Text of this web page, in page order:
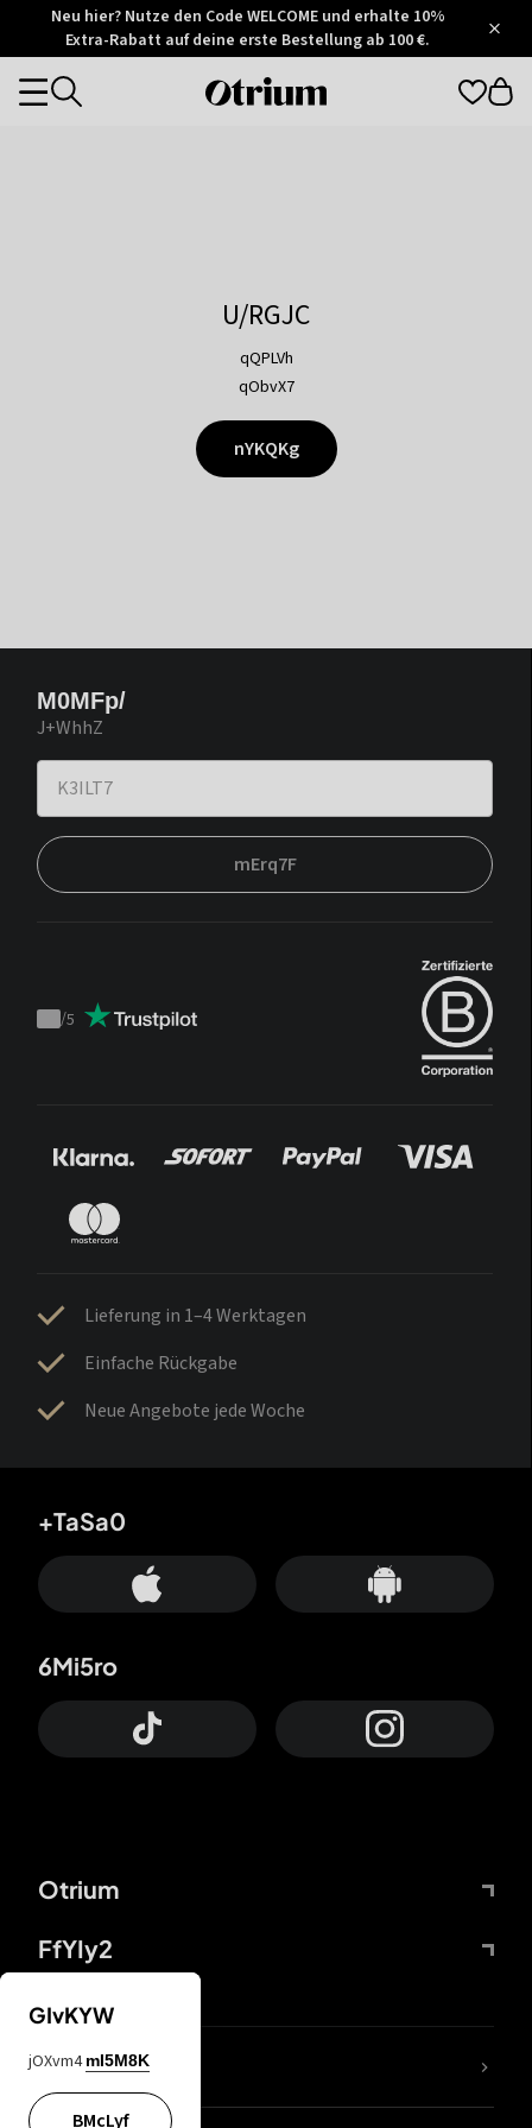
Otrium
Trustpilot
Neu hier? Nutze den Code WELCOME und erhalte 10%
Extra-Rabatt auf deine erste Bestellung ab 100 €.
Otrium
Categories
U/RGJC
qQPLVh
qObvX7
nYKQKg
M0MFp/
J+WhhZ
mErq7F
Trustpilot
/5
Lieferung in 1–4 Werktagen
Einfache Rückgabe
Neue Angebote jede Woche
Otrium
FfYIy2
+TaSa0
6Mi5ro
DDcvSo
GIvKYW
jOXvm4 mI5M8K
BMcLyf